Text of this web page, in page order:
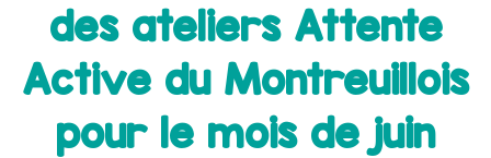
des ateliers Attente
Active du Montreuillois
pour le mois de juin